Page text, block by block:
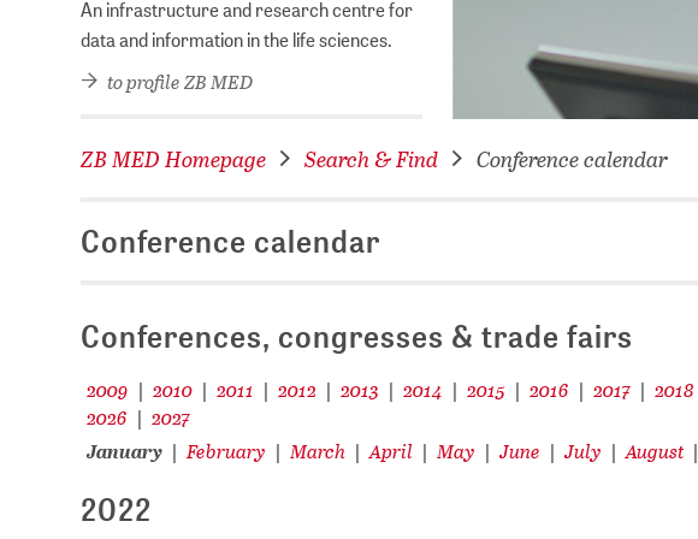
An infrastructure and research centre for
data and information in the life sciences.
to profile ZB MED
ZB MED Homepage Search & Find Conference calendar
Conference calendar
Conferences, congresses & trade fairs
2009 | 2010 | 2011 | 2012 | 2013 | 2014 | 2015 | 2016 | 2017 | 2018
2026 | 2027
January | February | March | April | May | June | July | August |
2022